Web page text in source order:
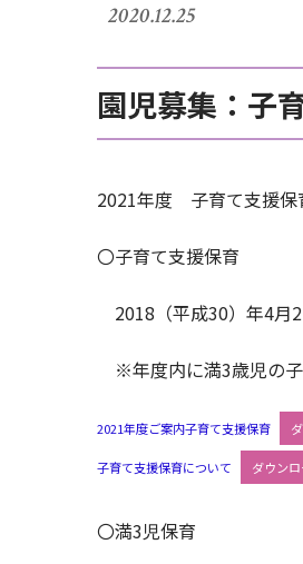
2020.12.25
園児募集：子
2021年度 子育て支援保
〇子育て支援保育
2018（平成30）年4月
※年度内に満3歳児の子
2021年度ご案内子育て支援保育
子育て支援保育について ダウン
〇満3児保育